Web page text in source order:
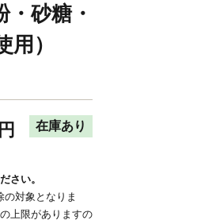
砂糖・
）
円 在庫あり
さい。
対象となりま
上限がありますの